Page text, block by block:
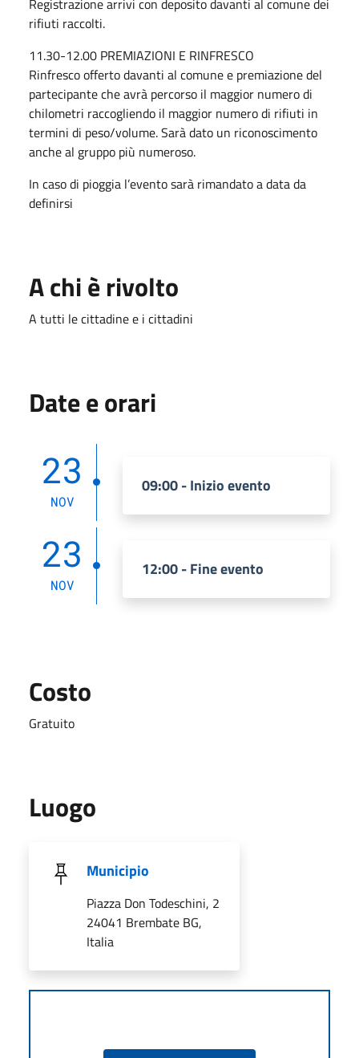
rifiuti raccolti.
11.30-12.00 PREMIAZIONI E RINFRESCO
Rinfresco offerto davanti al comune e premiazione del
partecipante che avrà percorso il maggior numero di
chilometri raccogliendo il maggior numero di rifiuti in
termini di peso/volume. Sarà dato un riconoscimento
anche al gruppo più numeroso.
In caso di pioggia l’evento sarà rimandato a data da
definirsi
A chi è rivolto
A tutti le cittadine e i cittadini
Date e orari
23
NOV
09:00 - Inizio evento
23
NOV
12:00 - Fine evento
Costo
Gratuito
Luogo
Municipio
Piazza Don Todeschini, 2
24041 Brembate BG,
Italia